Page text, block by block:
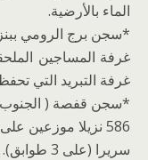
الماء بالأرضية.
*سجن برج الرومي ببنزرت –
غرفة التبريد التي
*سجن قفصة ( الجنوب
سريرا (على 3 طوابق).